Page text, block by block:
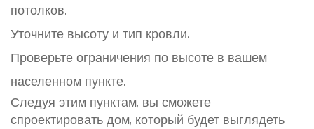
потолков.
Уточните высоту и тип кровли.
Проверьте ограничения по высоте в вашем
населенном пункте.
Следуя этим пунктам, вы сможете
спроектировать дом, который будет выглядеть